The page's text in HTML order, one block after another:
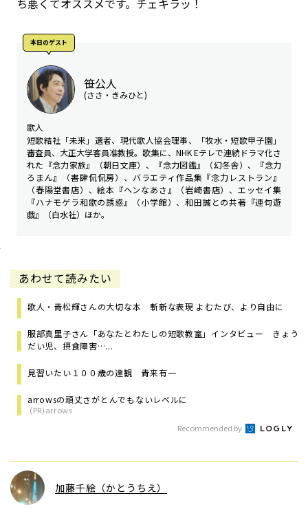
ち悪くてオススメです。チェキラッ！
本日のゲスト
笹公人
(ささ・きみひと)
歌人
短歌結社「未来」選者、現代歌人協会理事、「牧水・短歌甲子園」
審査員、大正大学客員准教授。歌集に、NHK Eテレで連続ドラマ化さ
れた『念力家族』（朝日文庫）、『念力図鑑』（幻冬舎）、『念力
ろまん』（書肆侃侃房）、バラエティ作品集『念力レストラン』
（春陽堂書店）、絵本『ヘンなあさ』（岩崎書店）、エッセイ集
『ハナモゲラ和歌の誘惑』（小学館）、和田誠との共著『連句遊
戯』（白水社）ほか。
あわせて読みたい
歌人・青松輝さんの大切な本 斬新な表現 よむたび、より自由に
服部真里子さん「あなたとわたしの短歌教室」インタビュー きょう
だい児、摂食障害…...
見習いたい１００歳の達観 青来有一
arrowsの頑丈さがとんでもないレベルに
(PR)arrows
Recommended by
加藤千絵（かとうちえ）